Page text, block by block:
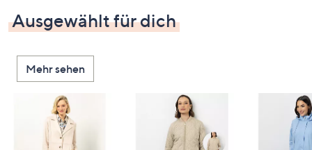
Ausgewählt für dich
Mehr sehen